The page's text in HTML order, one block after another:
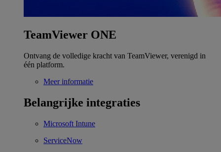
TeamViewer ONE
Ontvang de volledige kracht van TeamViewer, verenigd in
één platform.
Meer informatie
Belangrijke integraties
Microsoft Intune
ServiceNow